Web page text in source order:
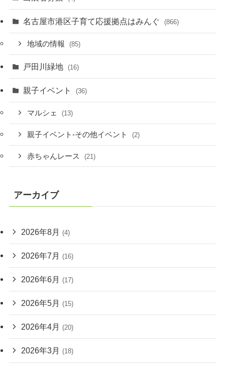
名古屋市港区子育て応援拠点はみんぐ (866)
地域の情報 (85)
戸田川緑地 (16)
親子イベント (36)
マルシェ (13)
親子イベント-その他イベント (2)
赤ちゃんレース (21)
アーカイブ
2026年8月 (4)
2026年7月 (16)
2026年6月 (17)
2026年5月 (15)
2026年4月 (20)
2026年3月 (18)